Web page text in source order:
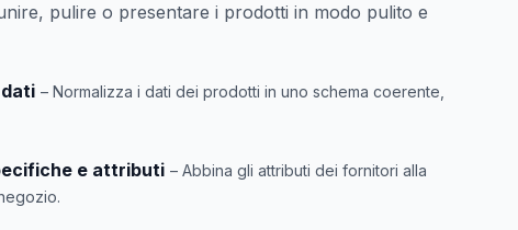
pulire o presentare i prodotti in modo pulito e
– Normalizza i dati dei prodotti in uno schema coerente,
e attributi – Abbina gli attributi dei fornitori alla